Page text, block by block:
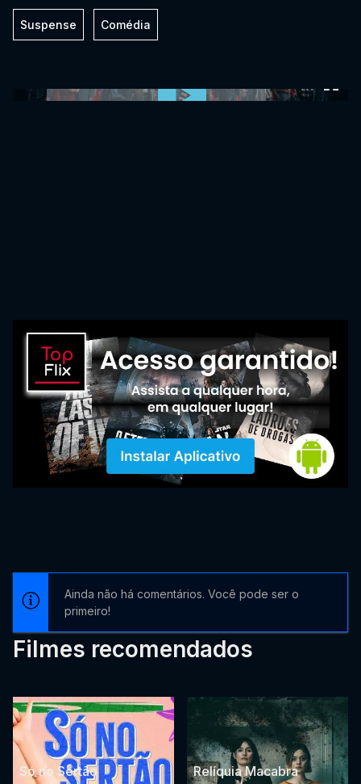
Suspense Comédia
Ainda não há comentários. Você pode ser o
primeiro!
Filmes recomendados
Só no Sertão Relíquia Macabra